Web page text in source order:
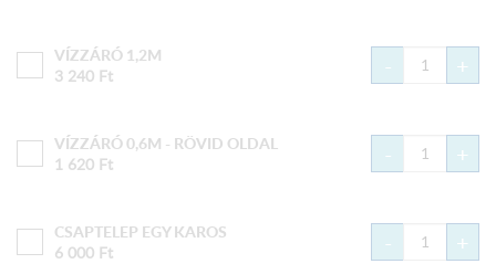
VÍZZÁRÓ 1,2M
3 240 Ft - +
VÍZZÁRÓ 0,6M - RÖVID OLDAL
1 620 Ft - +
CSAPTELEP EGY KAROS
6 000 Ft - +